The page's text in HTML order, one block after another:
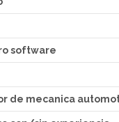
software
de mecanica